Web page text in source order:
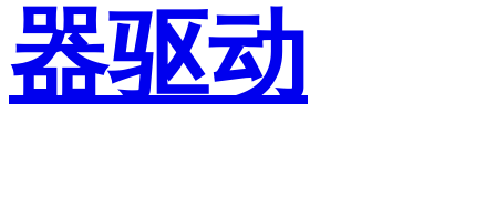
器驱动